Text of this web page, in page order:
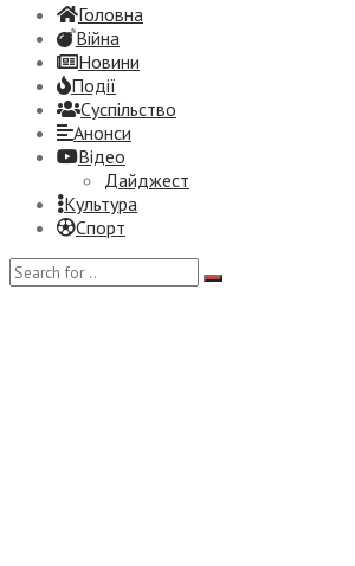
Головна
Війна
Новини
Події
Суспiльство
Анонси
Відео
Дайджест
Культура
Спорт